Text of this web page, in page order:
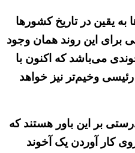
یقین در تاریخ کشورها
برای این روند همان وجود
می‌باشد که اکنون با
وخیم‌تر نیز خواهد
بر این باور هستند که
کار آوردن یک آخوند